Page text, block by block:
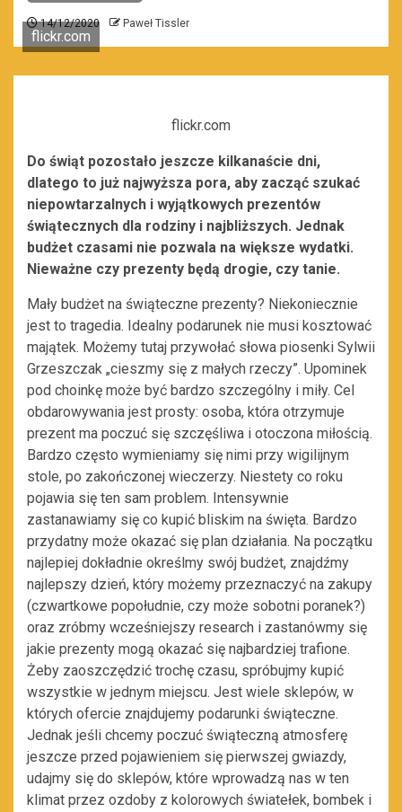
14/12/2020 Paweł Tissler
flickr.com
flickr.com
Do świąt pozostało jeszcze kilkanaście dni,
dlatego to już najwyższa pora, aby zacząć szukać
niepowtarzalnych i wyjątkowych prezentów
świątecznych dla rodziny i najbliższych. Jednak
budżet czasami nie pozwala na większe wydatki.
Nieważne czy prezenty będą drogie, czy tanie.
Mały budżet na świąteczne prezenty? Niekoniecznie
jest to tragedia. Idealny podarunek nie musi kosztować
majątek. Możemy tutaj przywołać słowa piosenki Sylwii
Grzeszczak „cieszmy się z małych rzeczy”. Upominek
pod choinkę może być bardzo szczególny i miły. Cel
obdarowywania jest prosty: osoba, która otrzymuje
prezent ma poczuć się szczęśliwa i otoczona miłością.
Bardzo często wymieniamy się nimi przy wigilijnym
stole, po zakończonej wieczerzy. Niestety co roku
pojawia się ten sam problem. Intensywnie
zastanawiamy się co kupić bliskim na święta. Bardzo
przydatny może okazać się plan działania. Na początku
najlepiej dokładnie określmy swój budżet, znajdźmy
najlepszy dzień, który możemy przeznaczyć na zakupy
(czwartkowe popołudnie, czy może sobotni poranek?)
oraz zróbmy wcześniejszy research i zastanówmy się
jakie prezenty mogą okazać się najbardziej trafione.
Żeby zaoszczędzić trochę czasu, spróbujmy kupić
wszystkie w jednym miejscu. Jest wiele sklepów, w
których ofercie znajdujemy podarunki świąteczne.
Jednak jeśli chcemy poczuć świąteczną atmosferę
jeszcze przed pojawieniem się pierwszej gwiazdy,
udajmy się do sklepów, które wprowadzą nas w ten
klimat przez ozdoby z kolorowych światełek, bombek i